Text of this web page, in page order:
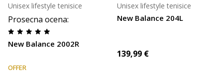
Prosecna ocena:
New Balance 2002R
Unisex lifestyle tenisice
OFFER
New Balance 204L
Unisex lifestyle tenisice
139,99 €